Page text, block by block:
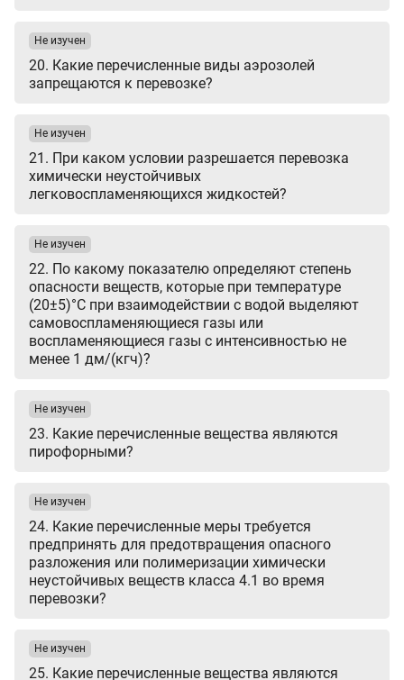
20. Какие перечисленные виды аэрозолей
запрещаются к перевозке?
Не изучен
21. При каком условии разрешается перевозка
химически неустойчивых
легковоспламеняющихся жидкостей?
Не изучен
22. По какому показателю определяют степень
опасности веществ, которые при температуре
(20±5)°С при взаимодействии с водой выделяют
самовоспламеняющиеся газы или
воспламеняющиеся газы с интенсивностью не
менее 1 дм/(кгч)?
Не изучен
23. Какие перечисленные вещества являются
пирофорными?
Не изучен
24. Какие перечисленные меры требуется
предпринять для предотвращения опасного
разложения или полимеризации химически
неустойчивых веществ класса 4.1 во время
перевозки?
Не изучен
25. Какие перечисленные вещества являются
Не изучен